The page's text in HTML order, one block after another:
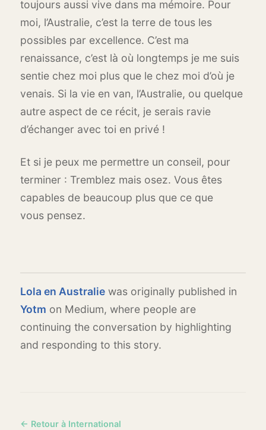
toujours aussi vive dans ma mémoire. Pour
moi, l’Australie, c’est la terre de tous les
possibles par excellence. C’est ma
renaissance, c’est là où longtemps je me suis
sentie chez moi plus que le chez moi d’où je
venais. Si la vie en van, l’Australie, ou quelque
autre aspect de ce récit, je serais ravie
d’échanger avec toi en privé !
Et si je peux me permettre un conseil, pour
terminer : Tremblez mais osez. Vous êtes
capables de beaucoup plus que ce que
vous pensez.
Lola en Australie was originally published in
Yotm on Medium, where people are
continuing the conversation by highlighting
and responding to this story.
← Retour à International